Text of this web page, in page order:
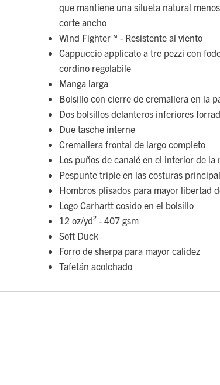
que mantiene una silueta natural
corte ancho
Wind Fighter™ - Resistente al viento
Cappuccio applicato a tre pezzi con
cordino regolabile
Manga larga
Bolsillo con cierre de cremallera en la
Dos bolsillos delanteros inferiores
Due tasche interne
Cremallera frontal de largo completo
Los puños de canalé en el interior de
Pespunte triple en las costuras
Hombros plisados para mayor libertad
Logo Carhartt cosido en el bolsillo
12 oz/yd² - 407 gsm
Soft Duck
Forro de sherpa para mayor calidez
Tafetán acolchado